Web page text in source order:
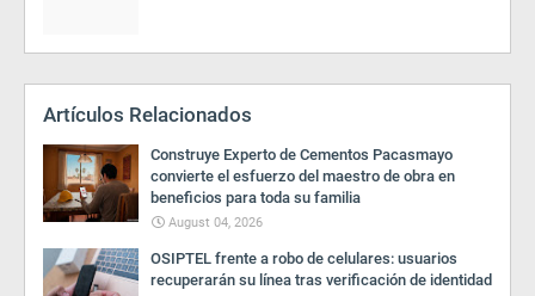
Artículos Relacionados
Construye Experto de Cementos Pacasmayo
convierte el esfuerzo del maestro de obra en
beneficios para toda su familia
August 04, 2026
OSIPTEL frente a robo de celulares: usuarios
recuperarán su línea tras verificación de identidad